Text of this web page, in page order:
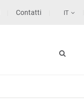
Contatti IT